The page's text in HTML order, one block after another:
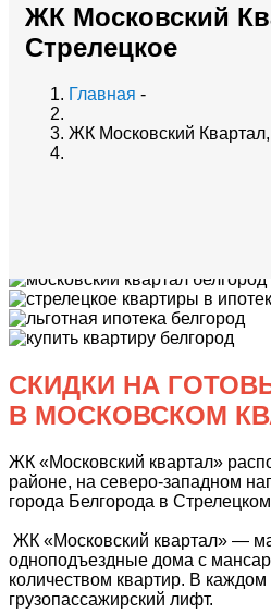
ЖК Московский
Стрелецкое
Главная -
ЖК Московский
СКИДКИ НА
В МОСКОВСКОМ
ЖК «Московский квартал»
районе, на северо-западном
города Белгорода в
ЖК «Московский квартал» —
одноподъездные дома с
количеством квартир. В
грузопассажирский лифт.